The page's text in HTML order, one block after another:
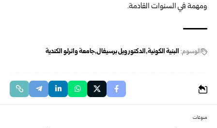
ومهمة في السنوات القادمة.
الوسوم: البنية الكونية الدكتور ويل برسيفال جامعة واترلو الكندية
منوعات